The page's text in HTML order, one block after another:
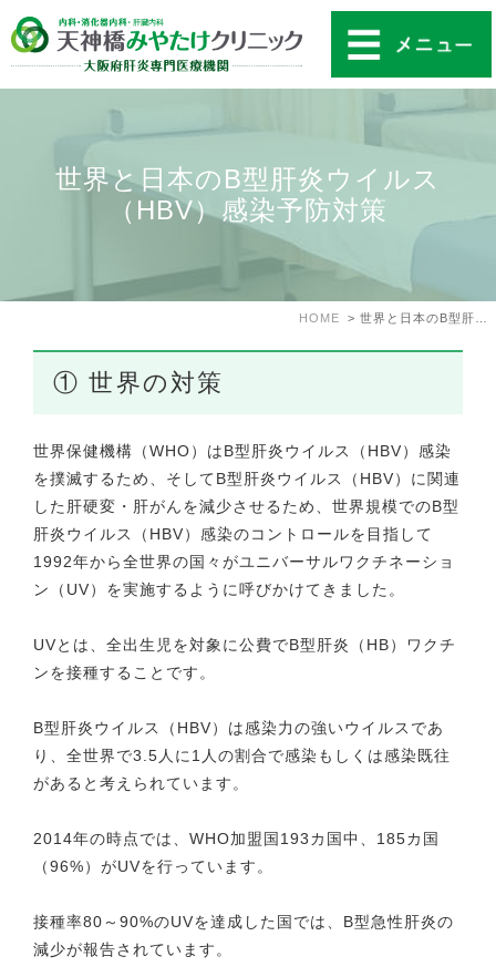
世界と日本のB型肝炎ウイルス
（HBV）感染予防対策
HOME
① 世界の対策
世界保健機構（WHO）はB型肝炎ウイルス（HBV）感染
を撲滅するため、そしてB型肝炎ウイルス（HBV）に関連
した肝硬変・肝がんを減少させるため、世界規模でのB型
肝炎ウイルス（HBV）感染のコントロールを目指して
1992年から全世界の国々がユニバーサルワクチネーショ
ン（UV）を実施するように呼びかけてきました。
UVとは、全出生児を対象に公費でB型肝炎（HB）ワクチ
ンを接種することです。
B型肝炎ウイルス（HBV）は感染力の強いウイルスであ
り、全世界で3.5人に1人の割合で感染もしくは感染既往
があると考えられています。
2014年の時点では、WHO加盟国193カ国中、185カ国
（96%）がUVを行っています。
接種率80～90%のUVを達成した国では、B型急性肝炎の
減少が報告されています。